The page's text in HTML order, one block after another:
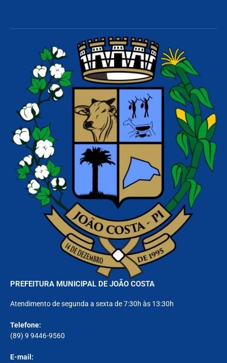
PREFEITURA MUNICIPAL DE JOÃO COSTA
Atendimento de segunda a sexta de 7:30h às 13:30h
Telefone:
(89) 9 9446-9560
E-mail: